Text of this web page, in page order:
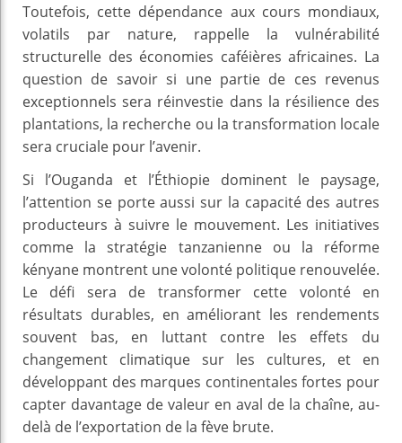
Toutefois, cette dépendance aux cours mondiaux,
volatils par nature, rappelle la vulnérabilité
structurelle des économies caféières africaines. La
question de savoir si une partie de ces revenus
exceptionnels sera réinvestie dans la résilience des
plantations, la recherche ou la transformation locale
sera cruciale pour l’avenir.
Si l’Ouganda et l’Éthiopie dominent le paysage,
l’attention se porte aussi sur la capacité des autres
producteurs à suivre le mouvement. Les initiatives
comme la stratégie tanzanienne ou la réforme
kényane montrent une volonté politique renouvelée.
Le défi sera de transformer cette volonté en
résultats durables, en améliorant les rendements
souvent bas, en luttant contre les effets du
changement climatique sur les cultures, et en
développant des marques continentales fortes pour
capter davantage de valeur en aval de la chaîne, au-
delà de l’exportation de la fève brute.